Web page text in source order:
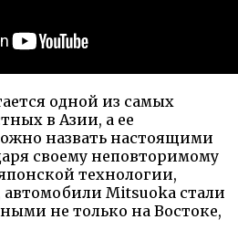
одной из самых
в Азии, а ее
назвать настоящими
своему неповторимому
технологии,
Mitsuoka стали
не только на Востоке,